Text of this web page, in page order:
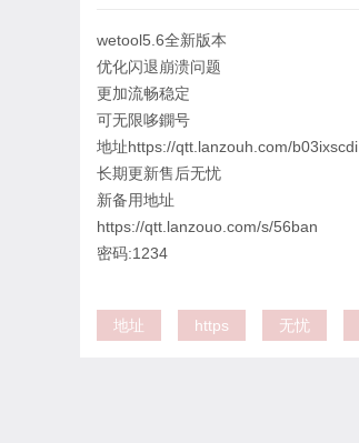
wetool5.6全新版本
优化闪退崩溃问题
更加流畅稳定
可无限哆鐦号
地址https://qtt.lanzouh.com/b03ixscdi
长期更新售后无忧
新备用地址
https://qtt.lanzouo.com/s/56ban
密码:1234
地址 https 无忧